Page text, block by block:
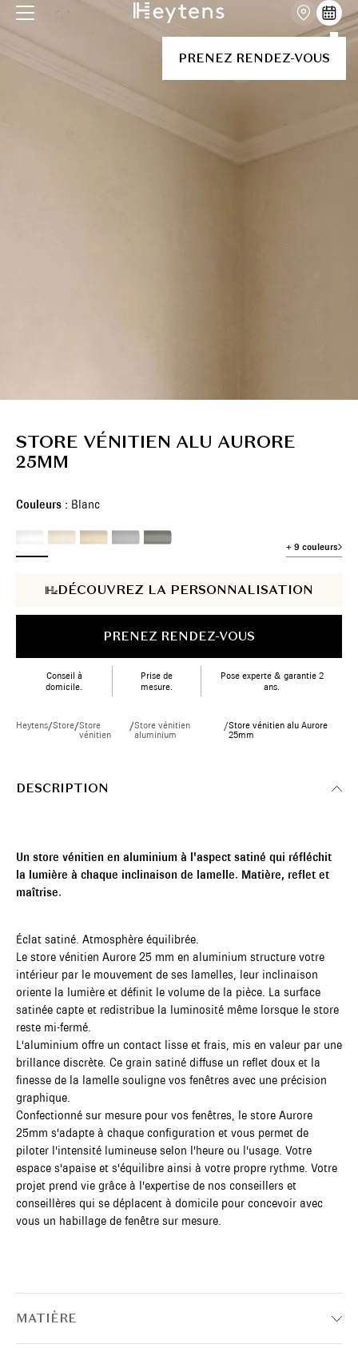
PRENEZ RENDEZ-VOUS
STORE VÉNITIEN ALU AURORE
25MM
Couleurs : Blanc
+ 9 couleurs
DÉCOUVREZ LA PERSONNALISATION
PRENEZ RENDEZ-VOUS
Conseil à
domicile.
Prise de
mesure.
Pose experte & garantie 2
ans.
Heytens/Store/Store
vénitien
/Store vénitien
aluminium
/Store vénitien alu Aurore
25mm
DESCRIPTION
Un store vénitien en aluminium à l'aspect satiné qui réfléchit
la lumière à chaque inclinaison de lamelle. Matière, reflet et
maîtrise.
Éclat satiné. Atmosphère équilibrée.
Le store vénitien Aurore 25 mm en aluminium structure votre
intérieur par le mouvement de ses lamelles, leur inclinaison
oriente la lumière et définit le volume de la pièce. La surface
satinée capte et redistribue la luminosité même lorsque le store
reste mi-fermé.
L'aluminium offre un contact lisse et frais, mis en valeur par une
brillance discrète. Ce grain satiné diffuse un reflet doux et la
finesse de la lamelle souligne vos fenêtres avec une précision
graphique.
Confectionné sur mesure pour vos fenêtres, le store Aurore
25mm s'adapte à chaque configuration et vous permet de
piloter l'intensité lumineuse selon l'heure ou l'usage. Votre
espace s'apaise et s'équilibre ainsi à votre propre rythme. Votre
projet prend vie grâce à l'expertise de nos conseillers et
conseillères qui se déplacent à domicile pour concevoir avec
vous un habillage de fenêtre sur mesure.
MATIÈRE